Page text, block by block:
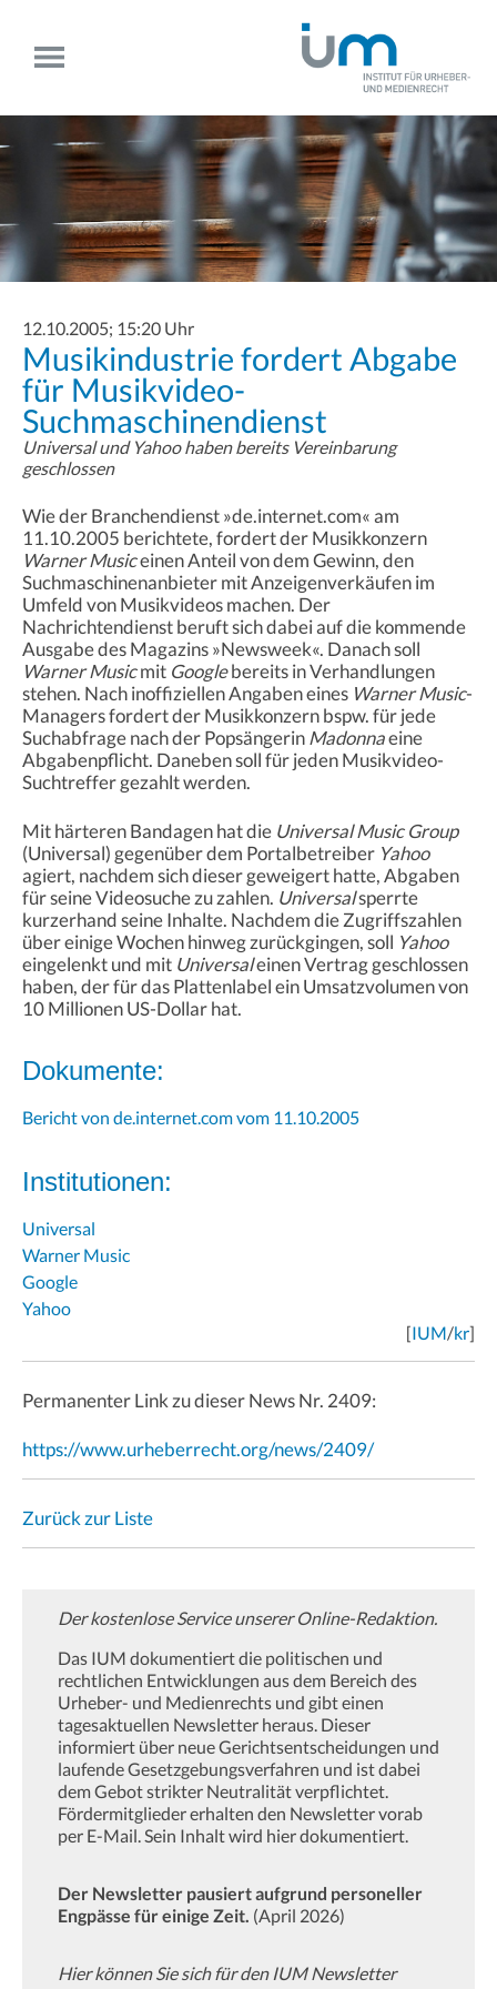
12.10.2005; 15:20 Uhr
Musikindustrie fordert Abgabe
für Musikvideo-
Suchmaschinendienst
Universal und Yahoo haben bereits Vereinbarung
geschlossen
Wie der Branchendienst »de.internet.com« am
11.10.2005 berichtete, fordert der Musikkonzern
Warner Musiceinen Anteil von dem Gewinn, den
Suchmaschinenanbieter mit Anzeigenverkäufen im
Umfeld von Musikvideos machen. Der
Nachrichtendienst beruft sich dabei auf die kommende
Ausgabe des Magazins »Newsweek«. Danach soll
Warner Musicmit Googlebereits in Verhandlungen
stehen. Nach inoffiziellen Angaben eines Warner Music-
Managers fordert der Musikkonzern bspw. für jede
Suchabfrage nach der PopsängerinMadonnaeine
Abgabenpflicht. Daneben soll für jeden Musikvideo-
Suchtreffer gezahlt werden.
Mit härteren Bandagen hat die Universal Music Group
(Universal) gegenüber dem Portalbetreiber Yahoo
agiert, nachdem sich dieser geweigert hatte, Abgaben
für seine Videosuche zu zahlen. Universalsperrte
kurzerhand seine Inhalte. Nachdem die Zugriffszahlen
über einige Wochen hinweg zurückgingen, soll Yahoo
eingelenkt und mit Universaleinen Vertrag geschlossen
haben, der für das Plattenlabel ein Umsatzvolumen von
10 Millionen US-Dollar hat.
Dokumente:
Bericht von de.internet.com vom 11.10.2005
Institutionen:
Universal
Warner Music
Google
Yahoo
[IUM/kr]
Permanenter Link zu dieser News Nr. 2409:
https://www.urheberrecht.org/news/2409/
Zurück zur Liste
Der kostenlose Service unserer Online-Redaktion.
Das IUM dokumentiert die politischen und
rechtlichen Entwicklungen aus dem Bereich des
Urheber- und Medienrechts und gibt einen
tagesaktuellen Newsletter heraus. Dieser
informiert über neue Gerichtsentscheidungen und
laufende Gesetzgebungsverfahren und ist dabei
dem Gebot strikter Neutralität verpflichtet.
Fördermitglieder erhalten den Newsletter vorab
per E-Mail. Sein Inhalt wird hier dokumentiert.
Der Newsletter pausiert aufgrund personeller
Engpässe für einige Zeit. (April 2026)
Hier können Sie sich für den IUM Newsletter